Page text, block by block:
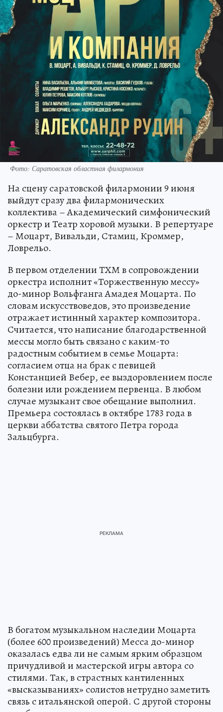
Фото: Саратовская областная филармония
На сцену саратовской филармонии 9 июня
выйдут сразу два филармонических
коллектива – Академический симфонический
оркестр и Театр хоровой музыки. В репертуаре
– Моцарт, Вивальди, Стамиц, Кроммер,
Ловрельо.
В первом отделении ТХМ в сопровождении
оркестра исполнит «Торжественную мессу»
до-минор Вольфганга Амадея Моцарта. По
словам искусствоведов, это произведение
отражает истинный характер композитора.
Считается, что написание благодарственной
мессы могло быть связано с каким-то
радостным событием в семье Моцарта:
согласием отца на брак с певицей
Констанцией Вебер, ее выздоровлением после
болезни или рождением первенца. В любом
случае музыкант свое обещание выполнил.
Премьера состоялась в октябре 1783 года в
церкви аббатства святого Петра города
Зальцбурга.
В богатом музыкальном наследии Моцарта
(более 600 произведений) Месса до-минор
оказалась едва ли не самым ярким образцом
причудливой и мастерской игры автора со
стилями. Так, в страстных кантиленных
«высказываниях» солистов нетрудно заметить
связь с итальянской оперой. С другой стороны